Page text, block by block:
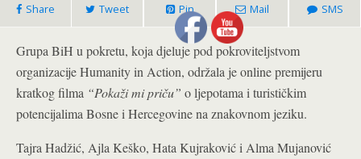
Share Tweet Pin Mail SMS
Grupa BiH u pokretu, koja djeluje pod pokroviteljstvom
organizacije Humanity in Action, održala je online premijeru
kratkog filma “Pokaži mi priču” o ljepotama i turističkim
potencijalima Bosne i Hercegovine na znakovnom jeziku.
Tajra Hadžić, Ajla Keško, Hata Kujraković i Alma Mujanović